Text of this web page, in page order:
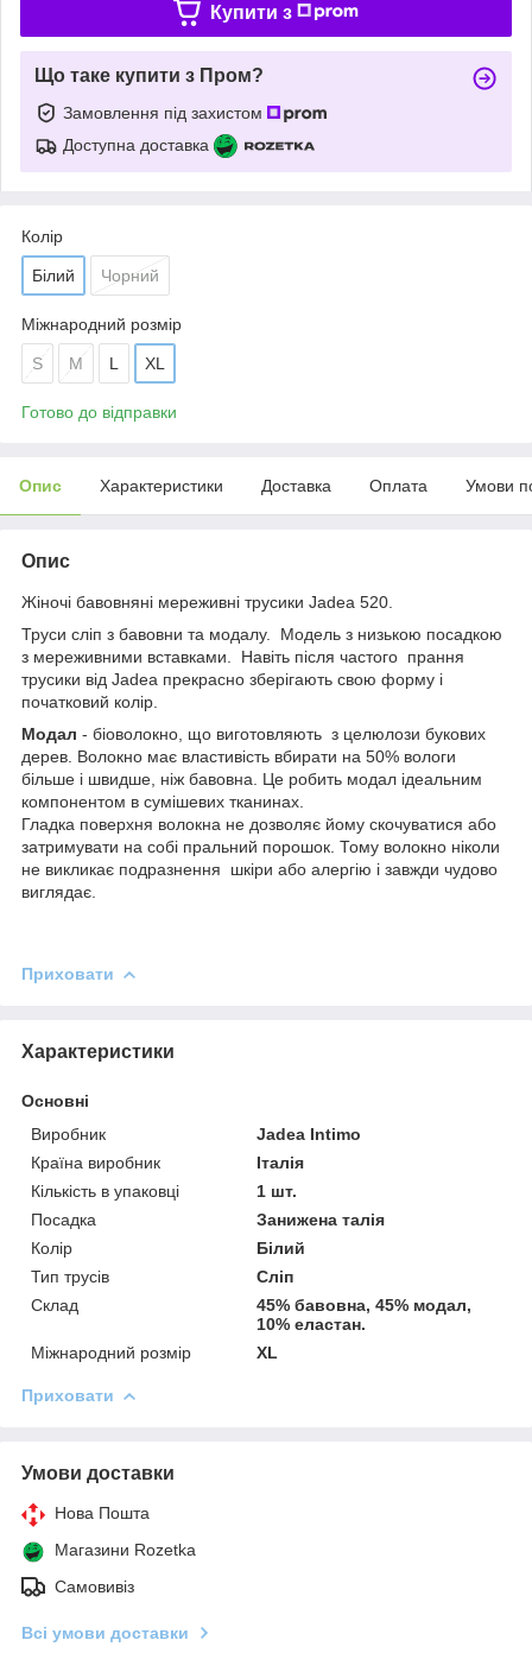
Купити з
Що таке купити з Пром?
Замовлення під захистом
Доступна доставка
Колір
Білий Чорний
Міжнародний розмір
S M L XL
Готово до відправки
Опис Характеристики Доставка Оплата Умови
Опис
Жіночі бавовняні мереживні трусики Jadea 520.
Труси сліп з бавовни та модалу. Модель з низькою посадкою
з мереживними вставками. Навіть після частого прання
трусики від Jadea прекрасно зберігають свою форму і
початковий колір.
Модал - біоволокно, що виготовляють з целюлози букових
дерев. Волокно має властивість вбирати на 50% вологи
більше і швидше, ніж бавовна. Це робить модал ідеальним
компонентом в сумішевих тканинах.
Гладка поверхня волокна не дозволяє йому скочуватися або
затримувати на собі пральний порошок. Тому волокно ніколи
не викликає подразнення шкіри або алергію і завжди чудово
виглядає.
Приховати
Характеристики
Основні
Виробник
Jadea Intimo
Країна виробник
Італія
Кількість в упаковці
1 шт.
Посадка
Занижена талія
Колір
Білий
Тип трусів
Сліп
Склад
45% бавовна, 45% модал,
10% еластан.
Міжнародний розмір
XL
Приховати
Умови доставки
Нова Пошта
Магазини Rozetka
Самовивіз
Всі умови доставки